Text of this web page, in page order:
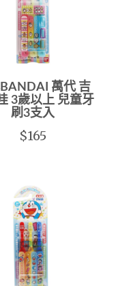
BANDAI 萬代 吉
3歲以上 兒童牙
刷3支入
$165